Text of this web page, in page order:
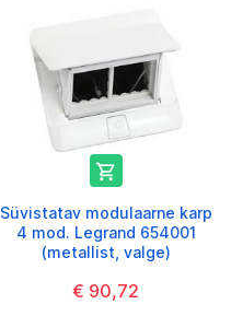

Süvistatav modulaarne karp
4 mod. Legrand 654001
(metallist, valge)
€ 90,72